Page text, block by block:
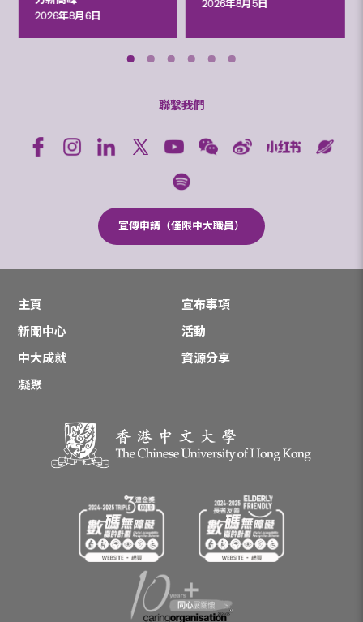
2026年8月6日
2026年8月5日
聯繫我們
宣傳申請（僅限中大職員）
主頁
宣布事項
新聞中心
活動
中大成就
資源分享
凝聚